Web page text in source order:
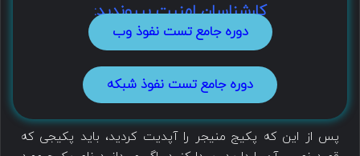
کارشناسان امنیت بپیوندید:
دوره جامع تست نفوذ وب
دوره جامع تست نفوذ شبکه
پس از این که پکیج منیجر را آپدیت کردید، باید پکیجی که